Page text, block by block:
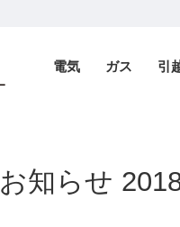
電気 ガス 引
お知らせ